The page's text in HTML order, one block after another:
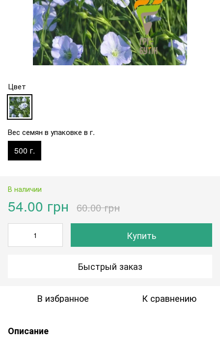
Цвет
Вес семян в упаковке в г.
500 г.
В наличии
54.00 грн 60.00 грн
Купить
Быстрый заказ
В избранное К сравнению
Описание